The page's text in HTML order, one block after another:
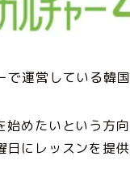
で運営している韓国
始めたいという方
日にレッスンを提供